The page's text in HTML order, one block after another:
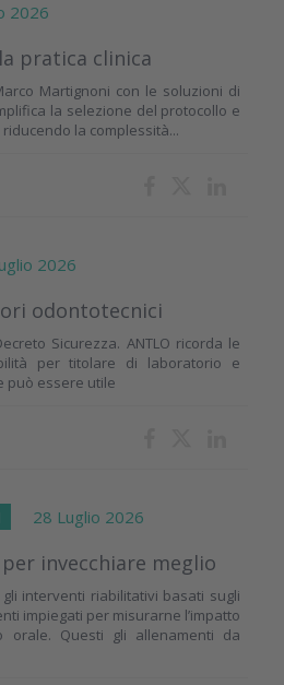
2026
pratica clinica
Martignoni con le soluzioni di
la selezione del protocollo e
riducendo la complessità...
2026
odontotecnici
Sicurezza. ANTLO ricorda le
per titolare di laboratorio e
può essere utile
28 Luglio 2026
invecchiare meglio
interventi riabilitativi basati sugli
impiegati per misurarne l’impatto
orale. Questi gli allenamenti da